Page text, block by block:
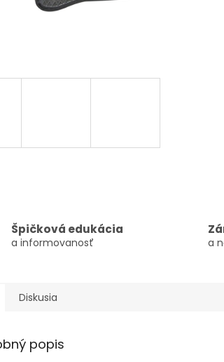
Špičková edukácia
a informovanosť a
Diskusia
popis